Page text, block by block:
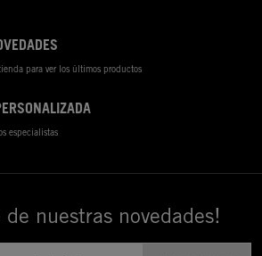
para ver los últimos productos
especialistas
nuestras novedades!